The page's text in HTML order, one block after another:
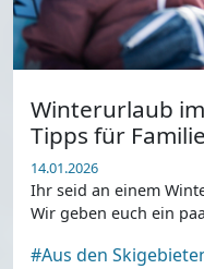
Winterurlaub
Tipps für
14.01.2026
Ihr seid an einem
Wir geben euch ein
#Aus den